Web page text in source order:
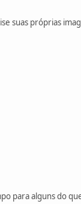
suas próprias
para alguns do